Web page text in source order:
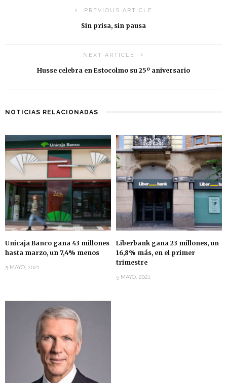
PREVIOUS ARTICLE
Sin prisa, sin pausa
NEXT ARTICLE
Husse celebra en Estocolmo su 25º aniversario
NOTICIAS RELACIONADAS
Unicaja Banco gana 43 millones
hasta marzo, un 7,4% menos
5 MAYO, 2021
Liberbank gana 23 millones, un
16,8% más, en el primer
trimestre
5 MAYO, 2021